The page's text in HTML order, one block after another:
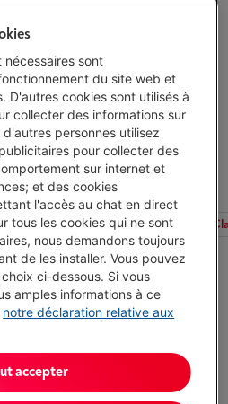
à laver Haier Machines à
Affichage
Période de réparabilité
BP14357TUDF
(11)
maximale: 1400 tr/min
72 dB
sont
du site web et
D'autres cookies sont utilisés à
collecter des informations sur
personnes utilisez
pour collecter des
sur internet et
et des cookies
l'accès au chat en direct
tous les cookies qui ne sont
nous demandons toujours
de les installer. Vous pouvez
ci-dessous. Si vous
amples informations à ce
notre déclaration relative aux
accepter